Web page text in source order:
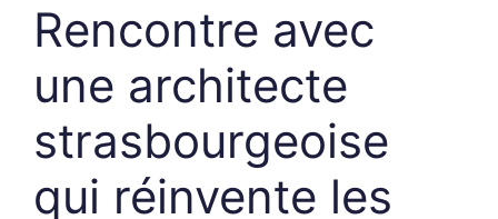
Rencontre avec
une architecte
strasbourgeoise
qui réinvente les